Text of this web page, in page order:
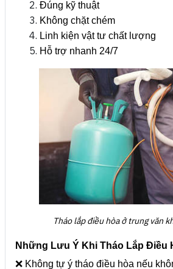
Đúng kỹ thuật
Không chặt chém
Linh kiện vật tư chất lượng
Hỗ trợ nhanh 24/7
Tháo lắp điều hòa ở trung văn
Những Lưu Ý Khi Tháo Lắp Điều
❌ Không tự ý tháo điều hòa nếu